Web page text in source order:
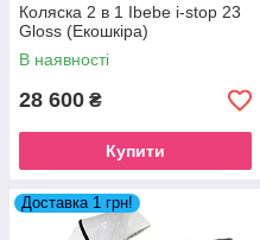
Коляска 2 в 1 Ibebe i-stop 23
Gloss (Екошкіра)
В наявності
28 600 ₴
Купити
Доставка 1 грн!